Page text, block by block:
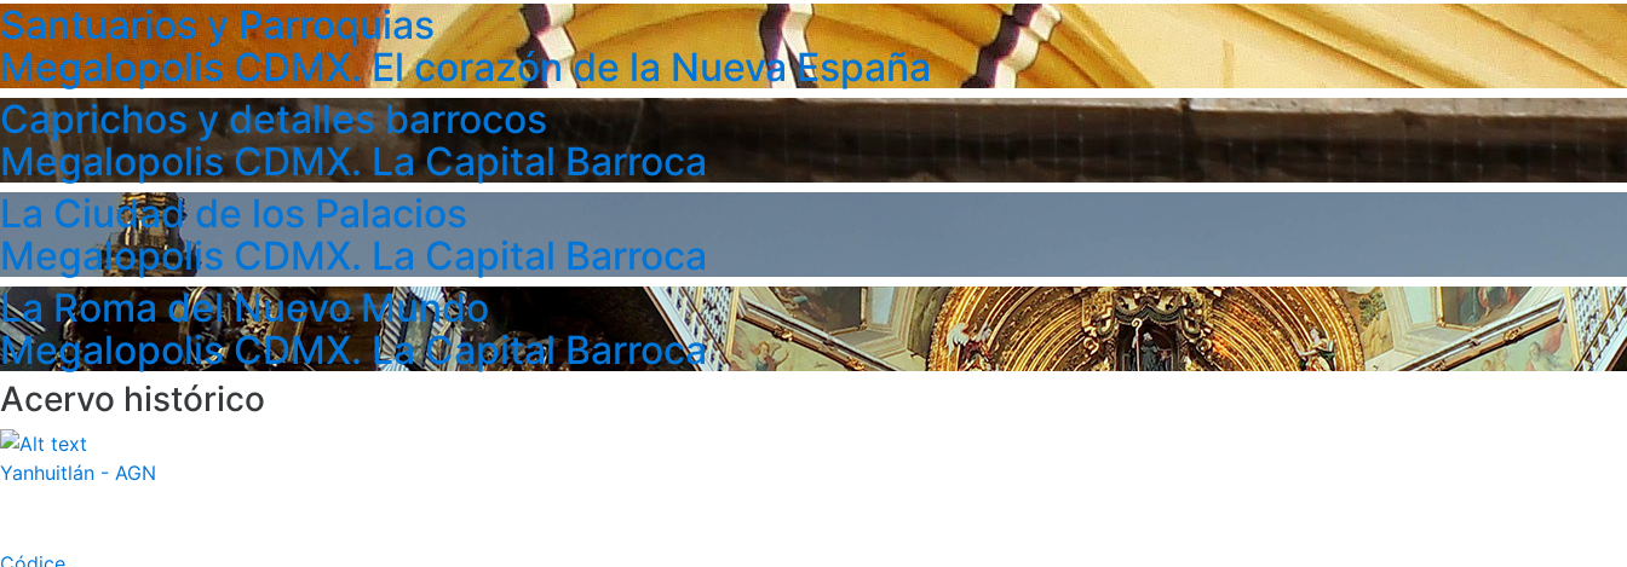
Santuarios y Parroquias
Megalopolis CDMX. El corazón de la Nueva España
Caprichos y detalles barrocos
Megalopolis CDMX. La Capital Barroca
La Ciudad de los Palacios
Megalopolis CDMX. La Capital Barroca
La Roma del Nuevo Mundo
Megalopolis CDMX. La Capital Barroca
Acervo histórico
Yanhuitlán - AGN